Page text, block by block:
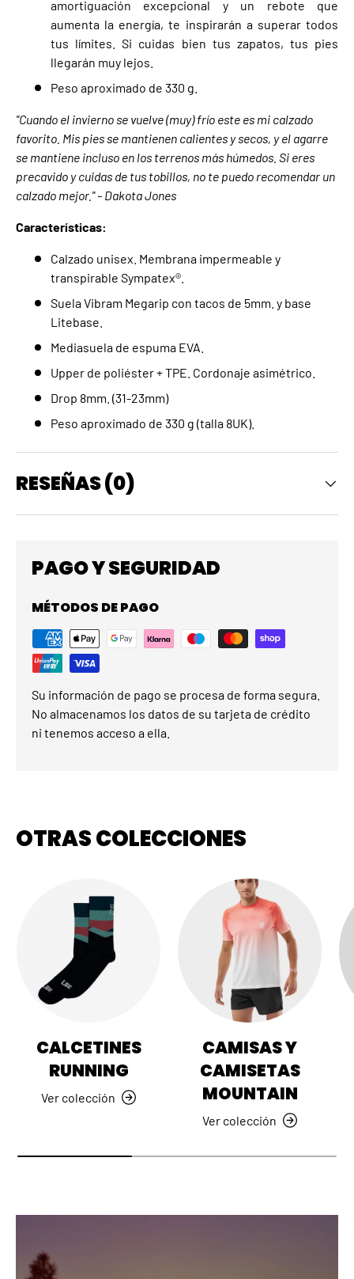
amortiguación excepcional y un rebote que
aumenta la energía, te inspirarán a superar todos
tus límites. Si cuidas bien tus zapatos, tus pies
llegarán muy lejos.
Peso aproximado de 330 g.
''Cuando el invierno se vuelve (muy) frío este es mi calzado
favorito. Mis pies se mantienen calientes y secos, y el agarre
se mantiene incluso en los terrenos más húmedos. Si eres
precavido y cuidas de tus tobillos, no te puedo recomendar un
calzado mejor.'' - Dakota Jones
Características:
Calzado unisex. Membrana impermeable y
transpirable Sympatex®.
Suela Vibram Megarip con tacos de 5mm. y base
Litebase.
Mediasuela de espuma EVA.
Upper de poliéster + TPE. Cordonaje asimétrico.
Drop 8mm. (31-23mm)
Peso aproximado de 330 g (talla 8UK).
RESEÑAS (0)
PAGO Y SEGURIDAD
MÉTODOS DE PAGO
Su información de pago se procesa de forma segura.
No almacenamos los datos de su tarjeta de crédito
ni tenemos acceso a ella.
OTRAS COLECCIONES
CALCETINES
RUNNING
Ver colección
CAMISAS Y
CAMISETAS
MOUNTAIN
Ver colección
LLÉVATE UN 5% DE
DESCUENTO
Suscríbete y recibe tu código de descuento al
instante. Solo ofertas reales y material probado en
las montañas de Canarias.
BIENVENIDA5 COPIAR CÓDIGO